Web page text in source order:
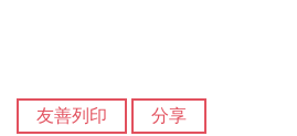
友善列印 分享